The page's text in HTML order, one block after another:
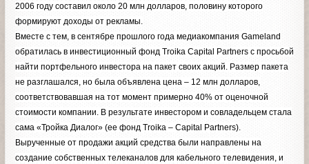
2006 году составил около 20 млн долларов, половину которого
формируют доходы от рекламы.
Вместе с тем, в сентябре прошлого года медиакомпания Gameland
обратилась в инвестиционный фонд Troika Capital Partners с просьбой
найти портфельного инвестора на пакет своих акций. Размер пакета
не разглашался, но была объявлена цена – 12 млн долларов,
соответствовавшая на тот момент примерно 40% от оценочной
стоимости компании. В результате инвестором и совладельцем стала
сама «Тройка Диалог» (ее фонд Troika – Capital Partners).
Вырученные от продажи акций средства были направлены на
создание собственных телеканалов для кабельного телевидения, и